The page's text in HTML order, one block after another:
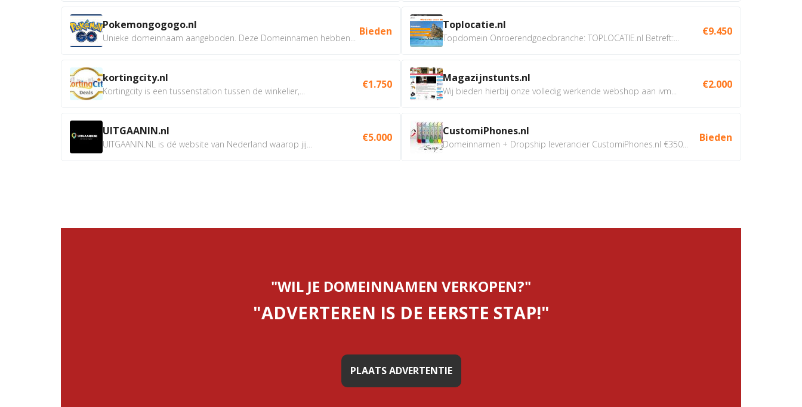
Pokemongogogo.nl
Unieke domeinnaam aangeboden. Deze Domeinnamen hebben...
Bieden
kortingcity.nl
Kortingcity is een tussenstation tussen de winkelier,...
€1.750
UITGAANIN.nl
UITGAANIN.NL is dé website van Nederland waarop jij...
€5.000
Toplocatie.nl
Topdomein Onroerendgoedbranche: TOPLOCATIE.nl Betreft:...
€9.450
Magazijnstunts.nl
Wij bieden hierbij onze volledig werkende webshop aan ivm...
€2.000
CustomiPhones.nl
Domeinnamen + Dropship leverancier CustomiPhones.nl €350...
Bieden
"WIL JE DOMEINNAMEN VERKOPEN?"
"ADVERTEREN IS DE EERSTE STAP!"
PLAATS ADVERTENTIE